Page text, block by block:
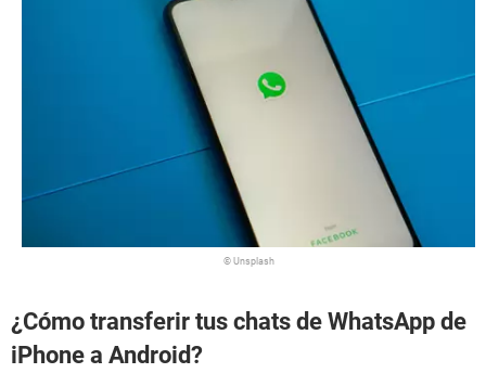
© Unsplash
¿Cómo transferir tus chats de WhatsApp de
iPhone a Android?